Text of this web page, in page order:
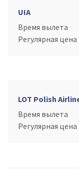
UIA
Время вылета
Регулярная цена
LOT Polish
Время вылета
Регулярная цена